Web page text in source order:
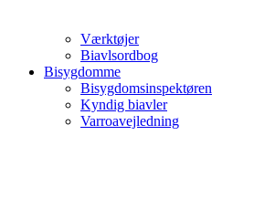
Værktøjer
Biavlsordbog
Bisygdomme
Bisygdomsinspektøren
Kyndig biavler
Varroavejledning